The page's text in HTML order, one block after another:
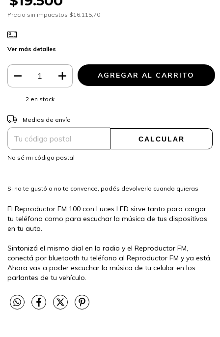
Precio sin impuestos $16.115,70
Ver más detalles
2 en stock
Entregas para el CP:
Medios de envío
CALCULAR
No sé mi código postal
Si no te gustó o no te convence, podés devolverlo cuando quieras
El Reproductor FM 100 con Luces LED sirve tanto para cargar
tu teléfono como para escuchar la música de tus dispositivos
en tu auto.
-
Sintonizá el mismo dial en la radio y el Reproductor FM,
conectá por bluetooth tu teléfono al Reproductor FM y ya está.
Ahora vas a poder escuchar la música de tu celular en los
parlantes de tu vehículo.